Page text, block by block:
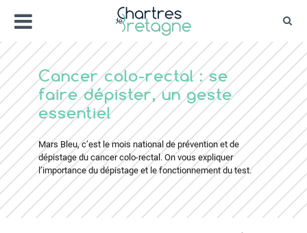
contenu
Menu
Bienvenue sur le site de la ville de
Ville Zéro phyto / 4 fleurs
Cancer colo-rectal : se
faire dépister, un geste
essentiel
Mars Bleu, c’est le mois national de prévention et de
dépistage du cancer colo-rectal. On vous expliquer
l’importance du dépistage et le fonctionnement du test.